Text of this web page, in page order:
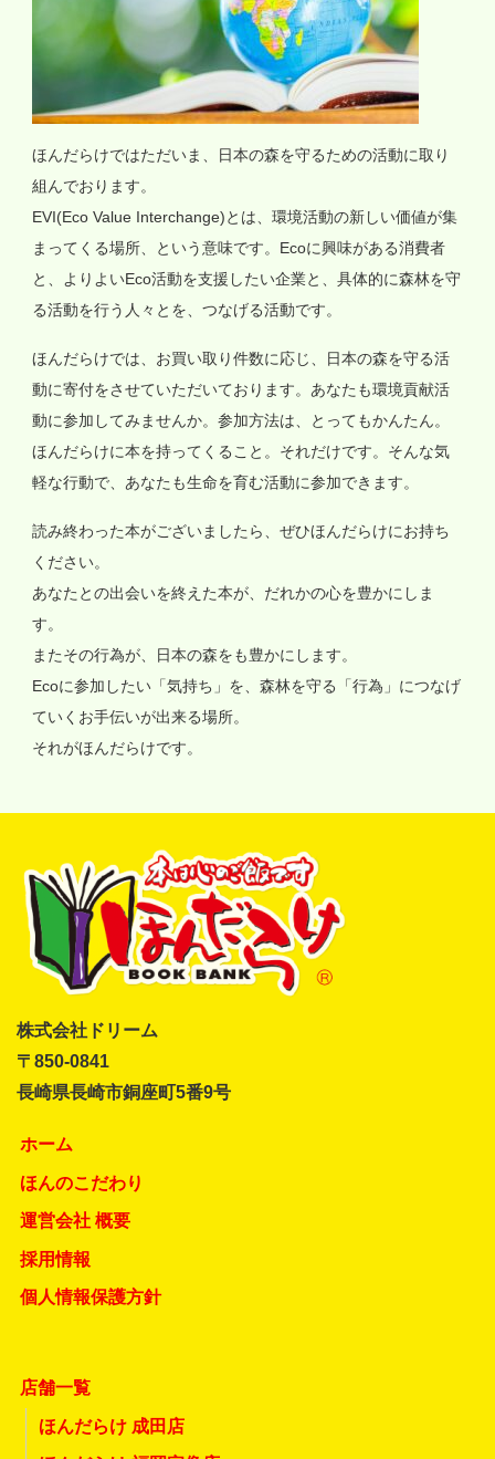
ほんだらけではただいま、日本の森を守るための活動に取り
組んでおります。
EVI(Eco Value Interchange)とは、環境活動の新しい価値が集
まってくる場所、という意味です。Ecoに興味がある消費者
と、よりよいEco活動を支援したい企業と、具体的に森林を守
る活動を行う人々とを、つなげる活動です。
ほんだらけでは、お買い取り件数に応じ、日本の森を守る活
動に寄付をさせていただいております。あなたも環境貢献活
動に参加してみませんか。参加方法は、とってもかんたん。
ほんだらけに本を持ってくること。それだけです。そんな気
軽な行動で、あなたも生命を育む活動に参加できます。
読み終わった本がございましたら、ぜひほんだらけにお持ち
ください。
あなたとの出会いを終えた本が、だれかの心を豊かにしま
す。
またその行為が、日本の森をも豊かにします。
Ecoに参加したい「気持ち」を、森林を守る「行為」につなげ
ていくお手伝いが出来る場所。
それがほんだらけです。
株式会社ドリーム
〒850-0841
長崎県長崎市銅座町5番9号
ホーム
ほんのこだわり
運営会社 概要
採用情報
個人情報保護方針
店舗一覧
ほんだらけ 成田店